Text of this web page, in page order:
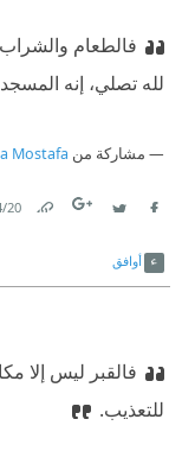
فالطعام
لله تصلي، إنه
مشاركة من Mostafa
20‏/4‏/2025
أوافق
فالقبر ليس إلا
للتعذيب.